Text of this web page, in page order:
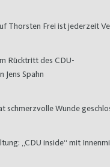
Thorsten Frei ist jederzeit
Rücktritt des CDU-
Jens Spahn
schmerzvolle Wunde
„CDU inside“ mit